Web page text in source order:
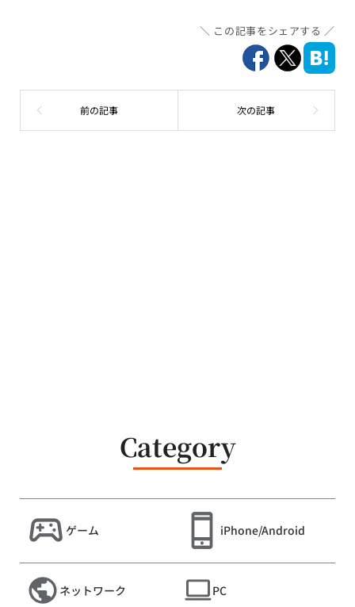
この記事をシェアする
Category
ゲーム iPhone/Android
ネットワーク PC